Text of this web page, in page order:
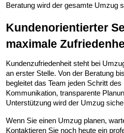
Beratung wird der gesamte Umzug
Kundenorientierter
maximale
Kundenzufriedenheit steht bei
an erster Stelle. Von der Beratung
begleitet das Team jeden Schritt
Kommunikation, transparente
Unterstützung wird der Umzug
Wenn Sie einen Umzug planen,